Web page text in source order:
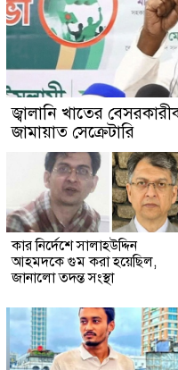
জ্বালানি খাতের
জামায়াত সেক্রেটারি
কার নির্দেশে সালাহউদ্দিন
আহমদকে গুম করা হয়েছিল,
জানালো তদন্ত সংস্থা